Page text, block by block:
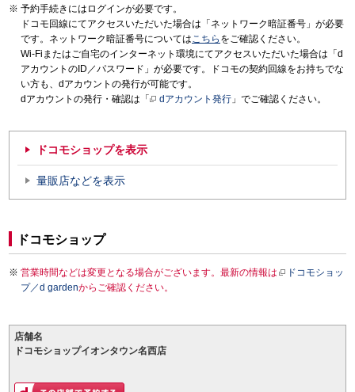
予約手続きにはログインが必要です。
ドコモ回線にてアクセスいただいた場合は「ネットワーク暗証番号」が必要
です。ネットワーク暗証番号についてはこちら をご確認ください。
Wi-Fiまたはご自宅のインターネット環境にてアクセスいただいた場合は「d
アカウントのID／パスワード」が必要です。ドコモの契約回線をお持ちでな
い方も、dアカウントの発行が可能です。
dアカウントの発行・確認は「
dアカウント発行 」でご確認ください。
ドコモショップを表示
量販店などを表示
ドコモショップ
営業時間などは変更となる場合がございます。最新の情報は
ドコモショッ
プ／d gardenからご確認ください。
店舗名
ドコモショップイオンタウン名西店